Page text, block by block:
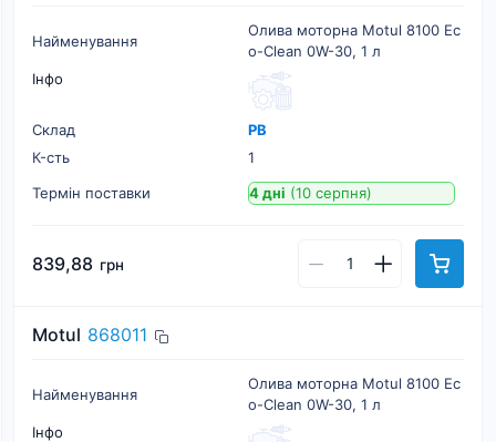
Найменування
Олива моторна Motul 8100 Ec
o-Clean 0W-30, 1 л
Інфо
Склад
РВ
К-cть
1
Термін поставки
4 дні (10 серпня)
839,88 грн
Motul 868011
Найменування
Олива моторна Motul 8100 Ec
o-Clean 0W-30, 1 л
Інфо